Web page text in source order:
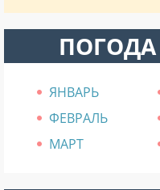
ЯНВАРЬ
ФЕВРАЛЬ
МАРТ